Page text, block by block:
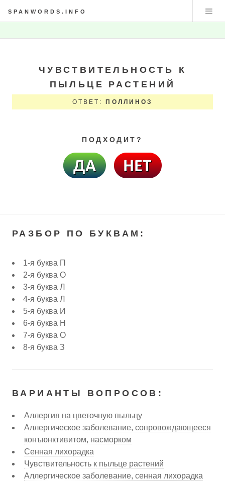
SPANWORDS.INFO
ЧУВСТВИТЕЛЬНОСТЬ К
ПЫЛЬЦЕ РАСТЕНИЙ
ОТВЕТ: ПОЛЛИНОЗ
ПОДХОДИТ?
РАЗБОР ПО БУКВАМ:
1-я буква П
2-я буква О
3-я буква Л
4-я буква Л
5-я буква И
6-я буква Н
7-я буква О
8-я буква З
ВАРИАНТЫ ВОПРОСОВ:
Аллергия на цветочную пыльцу
Аллергическое заболевание, сопровождающееся
конъюнктивитом, насморком
Сенная лихорадка
Чувствительность к пыльце растений
Аллергическое заболевание, сенная лихорадка